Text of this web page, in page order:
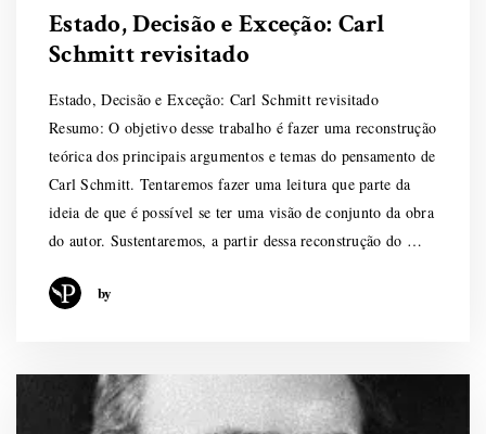
Estado, Decisão e Exceção: Carl
Schmitt revisitado
Estado, Decisão e Exceção: Carl Schmitt revisitado
Resumo: O objetivo desse trabalho é fazer uma reconstrução
teórica dos principais argumentos e temas do pensamento de
Carl Schmitt. Tentaremos fazer uma leitura que parte da
ideia de que é possível se ter uma visão de conjunto da obra
do autor. Sustentaremos, a partir dessa reconstrução do …
by